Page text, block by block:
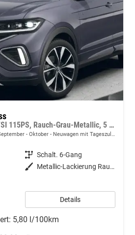
R-Line Limited 1.0 TSI 115PS, Rauch-Grau-Metallic, 5 JAHRE GARANTIE, ANHÄNGERKUPPLUNG, CLIMATRONIC, SITZHEIZUNG, 18" Alu, MATRIX-LED, Adaptiver Tempomat ACC, Parksensoren, Rückfahrkamera, Keyless, Abgedunkelte Scheiben, Radio "Ready2Discover" + App-Connect
- Oktober Neuwagen mit Tageszulassung
Getriebe Schalt. 6-Gang
Außenfarbe
Metallic-Lackierung Rauch-Grau
Details
5,80 l/100km